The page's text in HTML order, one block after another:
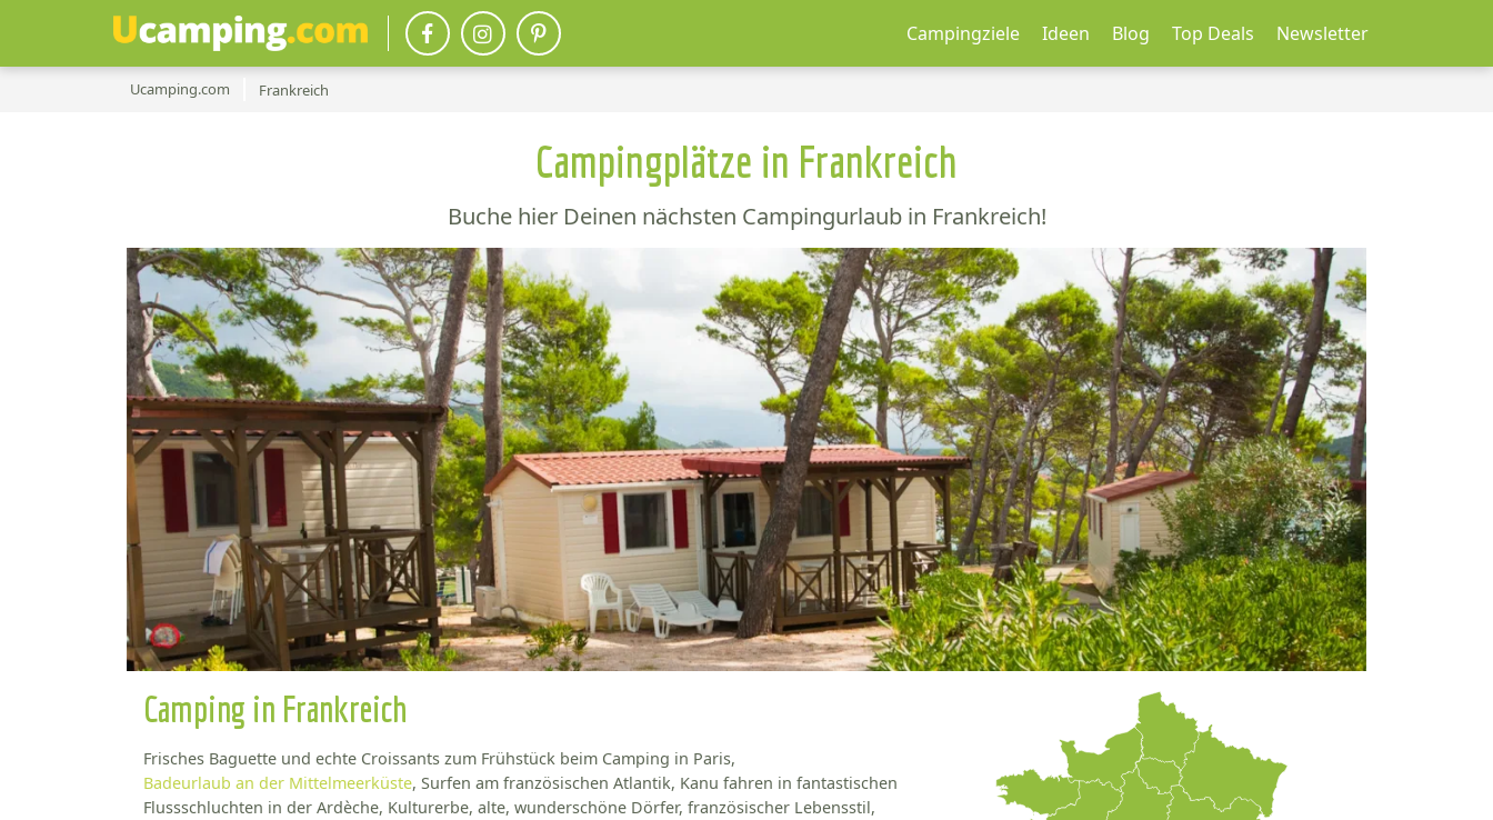
Campingziele Ideen Blog Top Deals Newsletter
Ucamping.com Frankreich
Campingplätze in Frankreich
Buche hier Deinen nächsten Campingurlaub in Frankreich!
Camping in Frankreich
Frisches Baguette und echte Croissants zum Frühstück beim Camping in Paris,
Badeurlaub an der Mittelmeerküste, Surfen am französischen Atlantik, Kanu fahren in fantastischen
Flussschluchten in der Ardèche, Kulturerbe, alte, wunderschöne Dörfer, französischer Lebensstil,